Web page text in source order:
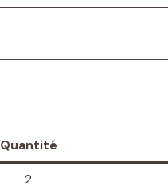
Quantité
2